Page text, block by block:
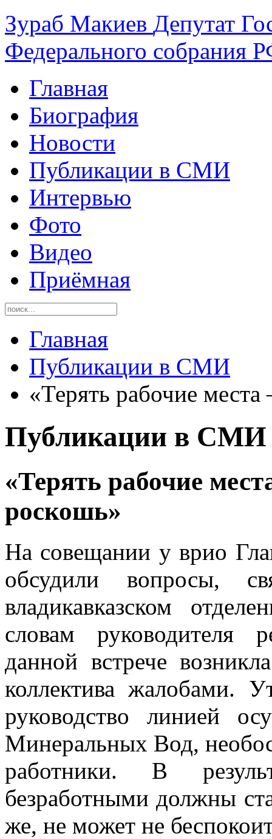
Зураб Макиев Депутат
Федерального собрания
Главная
Биография
Новости
Публикации в СМИ
Интервью
Фото
Видео
Приёмная
Главная
Публикации в СМИ
«Терять рабочие
Публикации в СМИ
«Терять рабочие
роскошь»
На совещании у врио
обсудили вопросы,
владикавказском
словам руководителя
данной встрече
коллектива жалобами.
руководство линией
Минеральных Вод,
работники. В
безработными должны
же, не может не